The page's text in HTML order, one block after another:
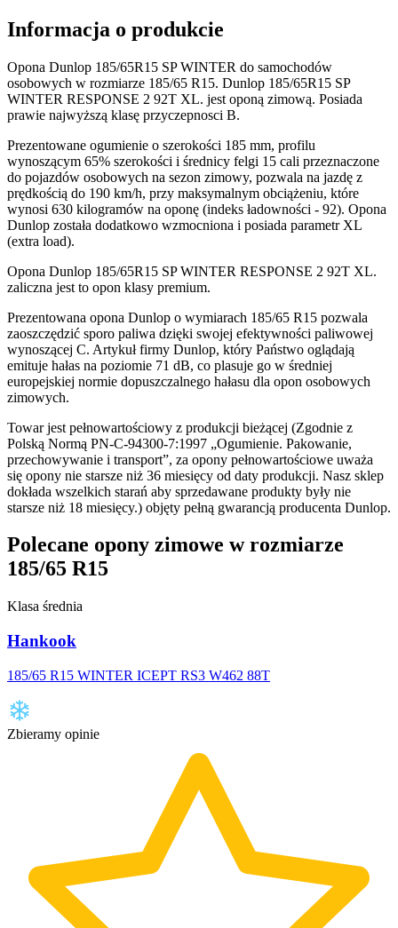
Informacja o produkcie
Opona Dunlop 185/65R15 SP WINTER do samochodów
osobowych w rozmiarze 185/65 R15. Dunlop 185/65R15 SP
WINTER RESPONSE 2 92T XL. jest oponą zimową. Posiada
prawie najwyższą klasę przyczepnosci B.
Prezentowane ogumienie o szerokości 185 mm, profilu
wynoszącym 65% szerokości i średnicy felgi 15 cali przeznaczone
do pojazdów osobowych na sezon zimowy, pozwala na jazdę z
prędkością do 190 km/h, przy maksymalnym obciążeniu, które
wynosi 630 kilogramów na oponę (indeks ładowności - 92). Opona
Dunlop została dodatkowo wzmocniona i posiada parametr XL
(extra load).
Opona Dunlop 185/65R15 SP WINTER RESPONSE 2 92T XL.
zaliczna jest to opon klasy premium.
Prezentowana opona Dunlop o wymiarach 185/65 R15 pozwala
zaoszczędzić sporo paliwa dzięki swojej efektywności paliwowej
wynoszącej C. Artykuł firmy Dunlop, który Państwo oglądają
emituje hałas na poziomie 71 dB, co plasuje go w średniej
europejskiej normie dopuszczalnego hałasu dla opon osobowych
zimowych.
Towar jest pełnowartościowy z produkcji bieżącej (Zgodnie z
Polską Normą PN-C-94300-7:1997 „Ogumienie. Pakowanie,
przechowywanie i transport”, za opony pełnowartościowe uważa
się opony nie starsze niż 36 miesięcy od daty produkcji. Nasz sklep
dokłada wszelkich starań aby sprzedawane produkty były nie
starsze niż 18 miesięcy.) objęty pełną gwarancją producenta Dunlop.
Polecane opony zimowe w rozmiarze
185/65 R15
Klasa średnia
Hankook
185/65 R15 WINTER ICEPT RS3 W462 88T
Zbieramy opinie